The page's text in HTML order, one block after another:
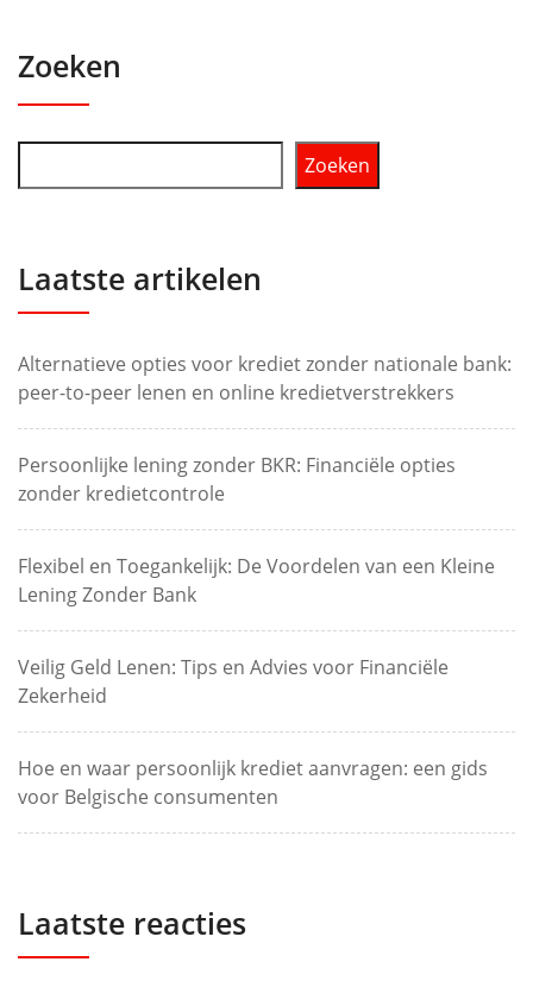
Zoeken
Zoeken
Laatste artikelen
Alternatieve opties voor krediet zonder nationale bank:
peer-to-peer lenen en online kredietverstrekkers
Persoonlijke lening zonder BKR: Financiële opties
zonder kredietcontrole
Flexibel en Toegankelijk: De Voordelen van een Kleine
Lening Zonder Bank
Veilig Geld Lenen: Tips en Advies voor Financiële
Zekerheid
Hoe en waar persoonlijk krediet aanvragen: een gids
voor Belgische consumenten
Laatste reacties